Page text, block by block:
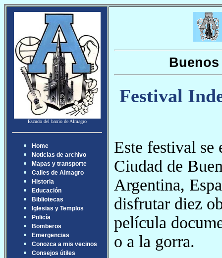
Escudo del barrio de Almagro
Home
Noticias de archivo
Mapas y transporte
Calles de Almagro
Historia
Educación
Bibliotecas
Iglesias y Templos
Policía
Bomberos
Emergencias
Conozca a mis vecinos
Consejos útiles
Buenos
Festival
Este festival se
Ciudad de
Argentina,
disfrutar diez
película
o a la gorra.